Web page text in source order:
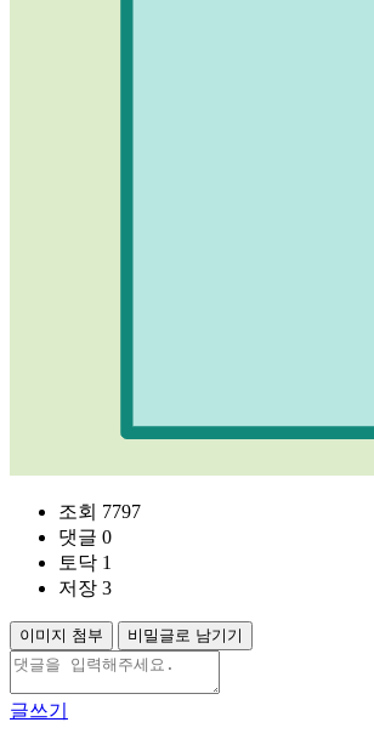
조회 7797
댓글 0
토닥 1
저장 3
이미지 첨부 비밀글로 남기기
글쓰기